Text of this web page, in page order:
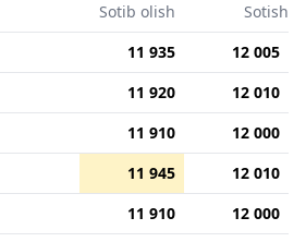
Sotib olish
Sotish
11 935
12 005
11 920
12 010
11 910
12 000
11 945
12 010
11 910
12 000